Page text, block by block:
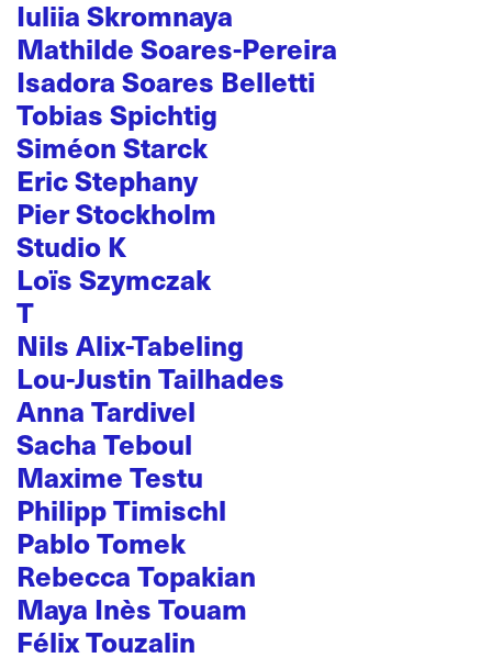
Iuliia Skromnaya
Mathilde Soares-Pereira
Isadora Soares Belletti
Tobias Spichtig
Siméon Starck
Eric Stephany
Pier Stockholm
Studio K
Loïs Szymczak
T
Nils Alix-Tabeling
Lou-Justin Tailhades
Anna Tardivel
Sacha Teboul
Maxime Testu
Philipp Timischl
Pablo Tomek
Rebecca Topakian
Maya Inès Touam
Félix Touzalin